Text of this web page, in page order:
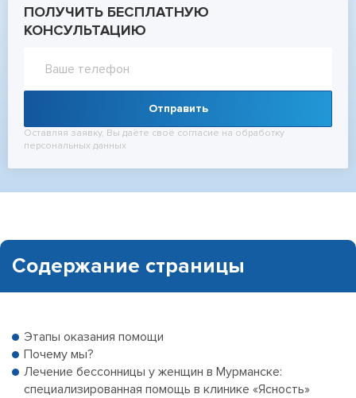
ПОЛУЧИТЬ БЕСПЛАТНУЮ
КОНСУЛЬТАЦИЮ
Отправить
Оставляя заявку, Вы даёте своё согласие на обработку
персональных данных
Содержание страницы
Этапы оказания помощи
Почему мы?
Лечение бессонницы у женщин в Мурманске:
специализированная помощь в клинике «Ясность»